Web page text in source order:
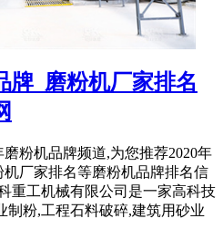
牌_磨粉机厂家排名
粉机品牌频道,为您推荐2020年
厂家排名等磨粉机品牌排名信
重工机械有限公司是一家高科技
制粉,工程石料破碎,建筑用砂业